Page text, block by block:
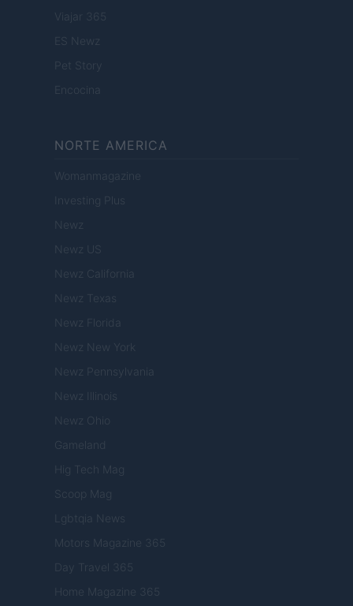
Viajar 365
ES Newz
Pet Story
Encocina
NORTE AMERICA
Womanmagazine
Investing Plus
Newz
Newz US
Newz California
Newz Texas
Newz Florida
Newz New York
Newz Pennsylvania
Newz Illinois
Newz Ohio
Gameland
Hig Tech Mag
Scoop Mag
Lgbtqia News
Motors Magazine 365
Day Travel 365
Home Magazine 365